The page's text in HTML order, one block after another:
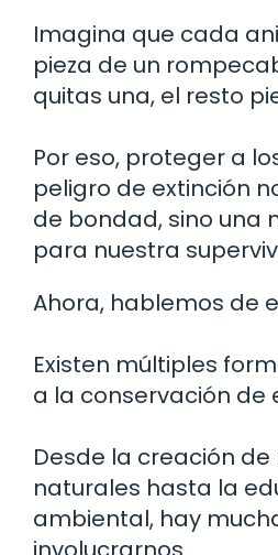
Imagina que cada
pieza de un
quitas una, el resto
Por eso, proteger a
peligro de extinción
de bondad, sino una
para nuestra
Ahora, hablemos de
Existen múltiples
a la conservación de
Desde la creación de
naturales hasta la
ambiental, hay